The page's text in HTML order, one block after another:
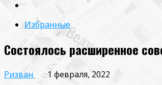
Избранные
Cостоялось расширенное
Ризван 1 февраля, 2022